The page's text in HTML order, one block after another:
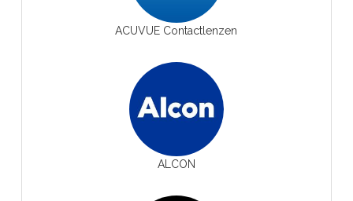
ACUVUE Contactlenzen
ALCON